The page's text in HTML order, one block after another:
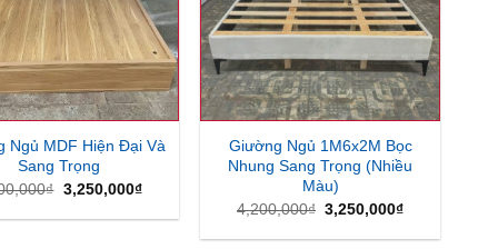
Ngủ MDF Hiện Đại Và
Sang Trọng
₫ Giá
là:
3,250,000₫Giá
tại
Giường Ngủ 1M6x2M Bọc
Nhung Sang Trọng (Nhiều
Màu)
4,200,000₫ Giá
là:
3,250,000₫Giá
tại